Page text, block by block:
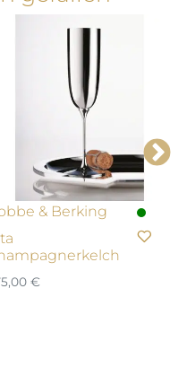
& Berking
€